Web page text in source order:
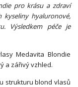
pro krásu a zdraví
kyseliny hyaluronové,
Výsledkem péče je
Medavita Blondie
a zářivý vzhled.
strukturu blond vlasů